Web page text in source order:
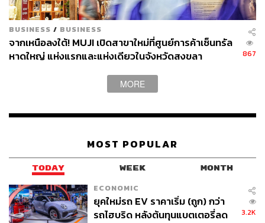
FYI
MUJI คือ ไลฟ์สไตล์แบรนด์ยักษ์ใหญ่ที่กำลังได้รับ
ความนิยมอย่างสูงจากกลุ่มผู้บริโภค ‘แถวบน’ ทั่วโลก
มีช็อปเปิดขายตามเมืองใหญ่ทั้งในทวีปเอเชีย ยุโรป
ตั้งแต่สมุด, ดินสอ, จาน, ชาม, เครื่องครัว, เสื้อผ้า,
อาหาร, โซฟา, ผ้าปูที่นอน, จักรยาน, รถยนต์ ฯลฯ ไป
จนกระทั่ง ‘บ้าน’ ทั้งหลัง
Muji Hotel
BUSINESS / BUSINESS
จากเหนือลงใต้! MUJI เปิดสาขาใหม่ที่ศูนย์การค้าเซ็นทรัล
หาดใหญ่ แห่งแรกและแห่งเดียวในจังหวัดสงขลา
867
MORE
MOST POPULAR
TODAY WEEK MONTH
ECONOMIC
ยุคใหม่รถ EV ราคาเริ่ม (ถูก) กว่า
รถไฮบริด หลังต้นทุนแบตเตอรี่ลด
3.2K